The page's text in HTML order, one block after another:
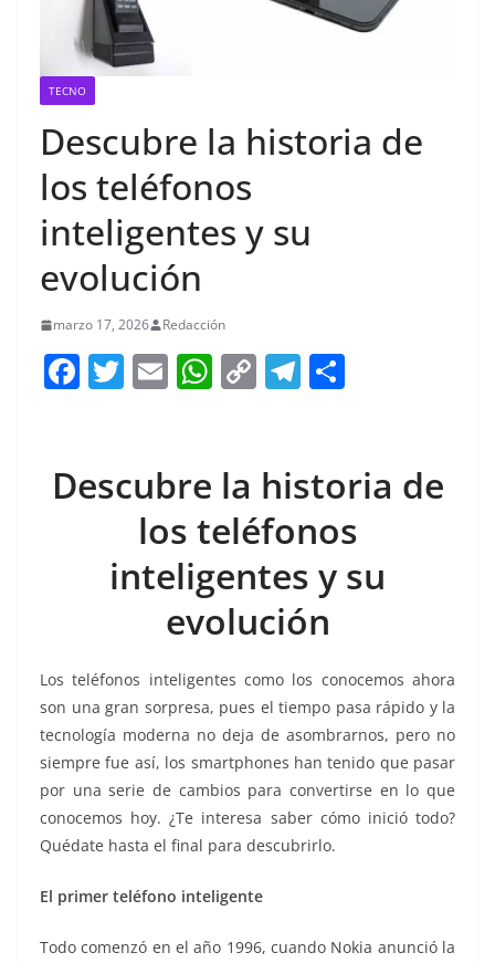
TECNO
Descubre la historia de
los teléfonos
inteligentes y su
evolución
marzo 17, 2026 Redacción
F
e
b
T
er
E
l
W
s
A
p
p
C
y
Li
n
k
T
gr
a
m
e
Descubre la historia de
los teléfonos
inteligentes y su
evolución
Los teléfonos inteligentes como los conocemos ahora
son una gran sorpresa, pues el tiempo pasa rápido y la
tecnología moderna no deja de asombrarnos, pero no
siempre fue así, los smartphones han tenido que pasar
por una serie de cambios para convertirse en lo que
conocemos hoy. ¿Te interesa saber cómo inició todo?
Quédate hasta el final para descubrirlo.
El primer teléfono inteligente
Todo comenzó en el año 1996, cuando Nokia anunció la